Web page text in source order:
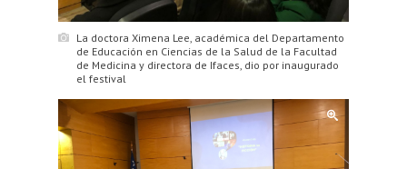
La doctora Ximena Lee, académica del Departamento
de Educación en Ciencias de la Salud de la Facultad
de Medicina y directora de Ifaces, dio por inaugurado
el festival